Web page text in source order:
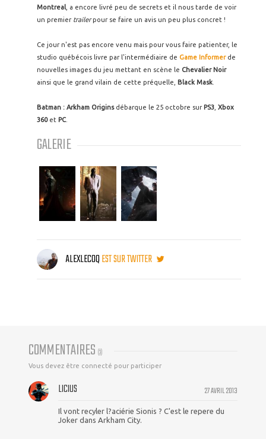
Montreal , a encore livré peu de secrets et il nous tarde de voir
un premier trailerpour se faire un avis un peu plus concret !
Ce jour n'est pas encore venu mais pour vous faire patienter, le
studio québécois livre par l'intermédiaire de Game Informer de
nouvelles images du jeu mettant en scène le Chevalier Noir
ainsi que le grand vilain de cette préquelle, Black Mask
Batman : Arkham Origins débarque le 25 octobre sur PS3 Xbox
360et PC
GALERIE
ALEXLECOQEST SUR TWITTER
COMMENTAIRES (3)
Vous devez être connecté pour participer
27 AVRIL 2013
LICIUS
Il vont recyler l?aciérie Sionis ? C'est le repere du
Joker dans Arkham City.